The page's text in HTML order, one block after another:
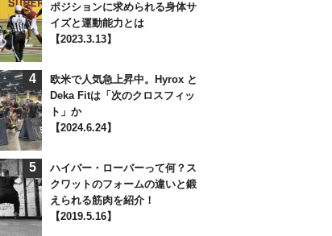
ポジションに求められる身体サ
イズと運動能力とは
【2023.3.13】
4
欧米で人気急上昇中。Hyrox と
Deka Fitは「次のクロスフィッ
ト」か
【2024.6.24】
5
ハイバー・ローバーって何？ス
クワットのフォームの違いと鍛
えられる筋肉を紹介！
【2019.5.16】